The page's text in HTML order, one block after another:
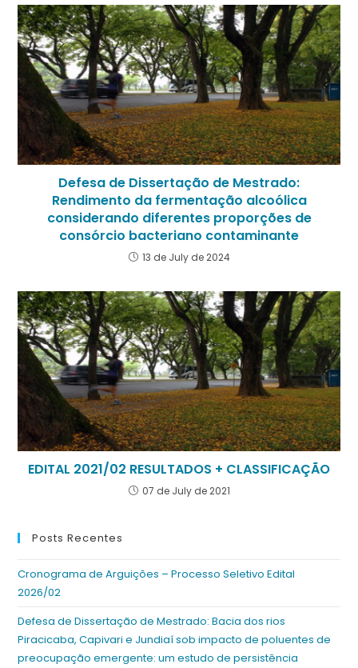
Defesa de Dissertação de Mestrado:
Rendimento da fermentação alcoólica
considerando diferentes proporções de
consórcio bacteriano contaminante
13 de July de 2024
EDITAL 2021/02 RESULTADOS + CLASSIFICAÇÃO
07 de July de 2021
Posts Recentes
Cronograma de Arguições – Processo Seletivo Edital
2026/02
Defesa de Dissertação de Mestrado: Bacia dos rios
Piracicaba, Capivari e Jundiaí sob impacto de poluentes de
preocupação emergente: um estudo de persistência